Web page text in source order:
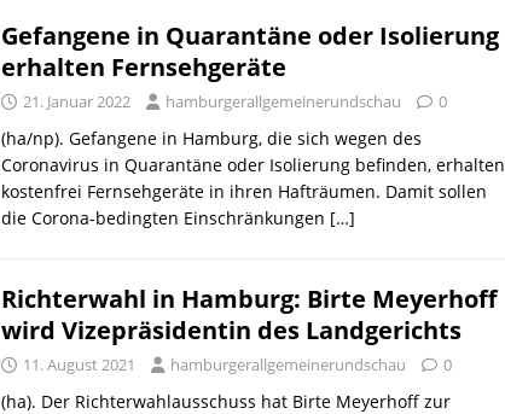
Gefangene in Quarantäne oder Isolierung
erhalten Fernsehgeräte
21. Januar 2022 hamburgerallgemeinerundschau 0
(ha/np). Gefangene in Hamburg, die sich wegen des
Coronavirus in Quarantäne oder Isolierung befinden, erhalten
kostenfrei Fernsehgeräte in ihren Hafträumen. Damit sollen
die Corona-bedingten Einschränkungen […]
Richterwahl in Hamburg: Birte Meyerhoff
wird Vizepräsidentin des Landgerichts
11. August 2021 hamburgerallgemeinerundschau 0
(ha). Der Richterwahlausschuss hat Birte Meyerhoff zur